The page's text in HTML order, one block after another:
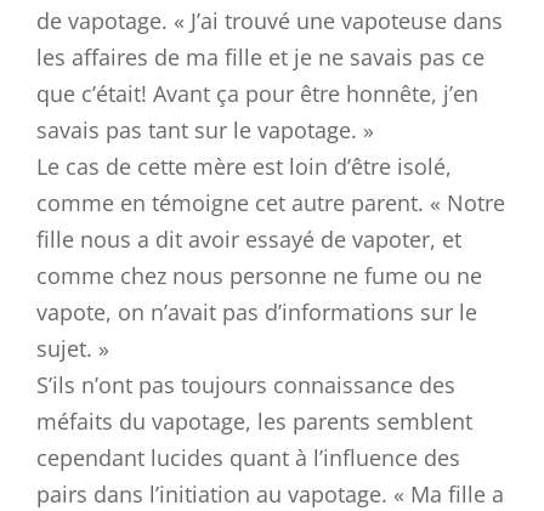
de vapotage. « J’ai trouvé une vapoteuse dans
les affaires de ma fille et je ne savais pas ce
que c’était! Avant ça pour être honnête, j’en
savais pas tant sur le vapotage. »
Le cas de cette mère est loin d’être isolé,
comme en témoigne cet autre parent. « Notre
fille nous a dit avoir essayé de vapoter, et
comme chez nous personne ne fume ou ne
vapote, on n’avait pas d’informations sur le
sujet. »
S’ils n’ont pas toujours connaissance des
méfaits du vapotage, les parents semblent
cependant lucides quant à l’influence des
pairs dans l’initiation au vapotage. « Ma fille a